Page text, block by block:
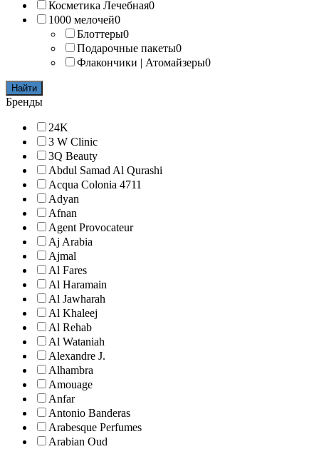
Косметика Лечебная0
1000 мелочей0
Блоттеры0
Подарочные пакеты0
Флакончики | Атомайзеры0
Найти
Бренды
24K
3 W Clinic
3Q Beauty
Abdul Samad Al Qurashi
Acqua Colonia 4711
Adyan
Afnan
Agent Provocateur
Aj Arabia
Ajmal
Al Fares
Al Haramain
Al Jawharah
Al Khaleej
Al Rehab
Al Wataniah
Alexandre J.
Alhambra
Amouage
Anfar
Antonio Banderas
Arabesque Perfumes
Arabian Oud